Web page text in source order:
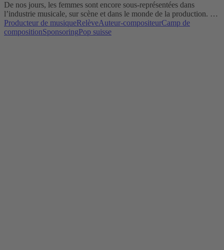
De nos jours, les femmes sont encore sous-représentées dans
l’industrie musicale, sur scène et dans le monde de la production. …
Producteur de musiqueRelèveAuteur-compositeurCamp de
compositionSponsoringPop suisse